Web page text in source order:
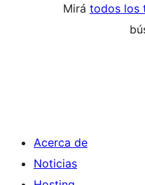
Mirá todos los
Acerca de
Noticias